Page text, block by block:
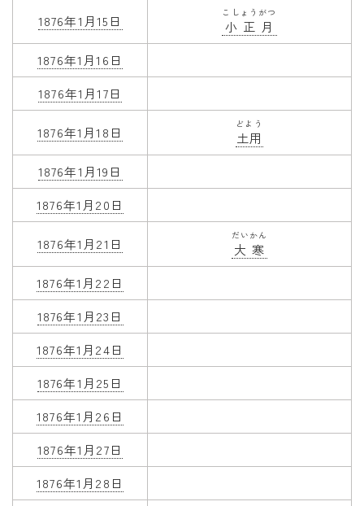
1876年1月15日 小正月
こしょうがつ
1876年1月16日
1876年1月17日
1876年1月18日 土用
どよう
1876年1月19日
1876年1月20日
1876年1月21日 大寒
だいかん
1876年1月22日
1876年1月23日
1876年1月24日
1876年1月25日
1876年1月26日
1876年1月27日
1876年1月28日